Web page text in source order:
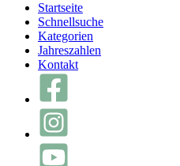
Startseite
Schnellsuche
Kategorien
Jahreszahlen
Kontakt